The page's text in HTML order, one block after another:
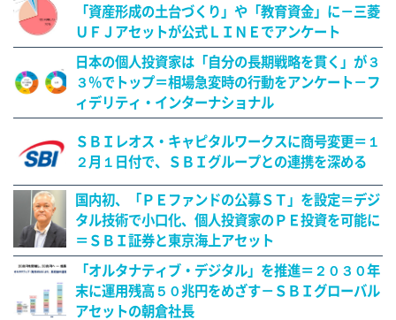
「資産形成の土台づくり」や「教育資金」に－三菱
ＵＦＪアセットが公式ＬＩＮＥでアンケート
日本の個人投資家は「自分の長期戦略を貫く」が３
３％でトップ＝相場急変時の行動をアンケート－フ
ィデリティ・インターナショナル
ＳＢＩレオス・キャピタルワークスに商号変更＝１
２月１日付で、ＳＢＩグループとの連携を深める
国内初、「ＰＥファンドの公募ＳＴ」を設定＝デジ
タル技術で小口化、個人投資家のＰＥ投資を可能に
＝ＳＢＩ証券と東京海上アセット
「オルタナティブ・デジタル」を推進＝２０３０年
末に運用残高５０兆円をめざす－ＳＢＩグローバル
アセットの朝倉社長